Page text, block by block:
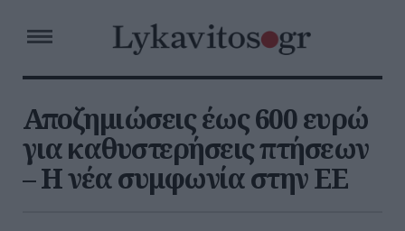
Αποζημιώσεις έως 600 ευρώ
για καθυστερήσεις πτήσεων
– Η νέα συμφωνία στην ΕΕ